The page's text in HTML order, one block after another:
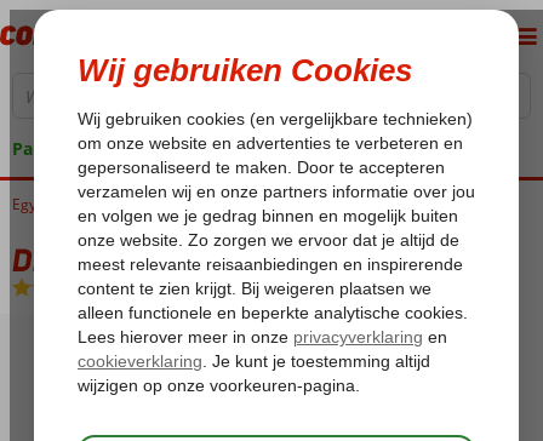
Pakketgarantie
Home
Egypte Rode Zee Sharm el Sheikh Ras Um El Sid Dreams Vacation
Dreams Vacation
All Inclusive-Hotel